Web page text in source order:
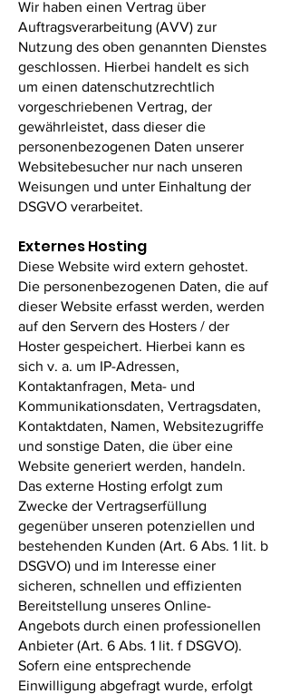
Wir haben einen Vertrag über
Auftragsverarbeitung (AVV) zur
Nutzung des oben genannten Dienstes
geschlossen. Hierbei handelt es sich
um einen datenschutzrechtlich
vorgeschriebenen Vertrag, der
gewährleistet, dass dieser die
personenbezogenen Daten unserer
Websitebesucher nur nach unseren
Weisungen und unter Einhaltung der
DSGVO verarbeitet.
Externes Hosting
Diese Website wird extern gehostet.
Die personenbezogenen Daten, die auf
dieser Website erfasst werden, werden
auf den Servern des Hosters / der
Hoster gespeichert. Hierbei kann es
sich v. a. um IP-Adressen,
Kontaktanfragen, Meta- und
Kommunikationsdaten, Vertragsdaten,
Kontaktdaten, Namen, Websitezugriffe
und sonstige Daten, die über eine
Website generiert werden, handeln.
Das externe Hosting erfolgt zum
Zwecke der Vertragserfüllung
gegenüber unseren potenziellen und
bestehenden Kunden (Art. 6 Abs. 1 lit. b
DSGVO) und im Interesse einer
sicheren, schnellen und effizienten
Bereitstellung unseres Online-
Angebots durch einen professionellen
Anbieter (Art. 6 Abs. 1 lit. f DSGVO).
Sofern eine entsprechende
Einwilligung abgefragt wurde, erfolgt